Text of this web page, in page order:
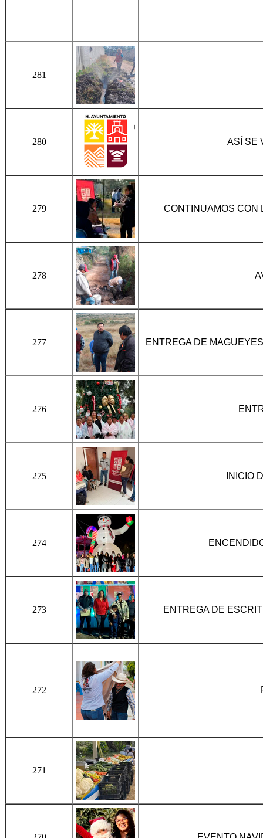
281
280 ASÍ SE
279 CONTINUAMOS CON
278
277 ENTREGA DE
276
275 INICIO
274
273 ENTREGA DE
272
271